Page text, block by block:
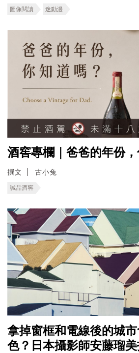
圖像閱讀 迷動漫
酒窖專欄｜爸爸的年份，
撰文 古小兔
誠品酒窖
拿掉窗框和電線後的城
色？日本攝影師安藤瑠